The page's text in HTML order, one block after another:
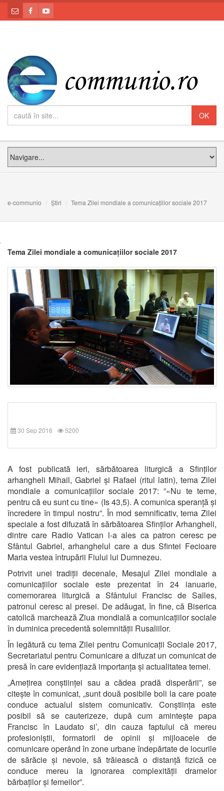
e-communio Știri Tema Zilei mondiale a comunicațiilor sociale 2017
Tema Zilei mondiale a comunicațiilor sociale 2017
30 Sep 2016 5200
A fost publicată ieri, sărbătoarea liturgică a Sfinților
arhangheli Mihail, Gabriel și Rafael (ritul latin), tema Zilei
mondiale a comunicațiilor sociale 2017: ”«Nu te teme,
pentru că eu sunt cu tine» (Is 43,5). A comunica speranță și
încredere în timpul nostru”. În mod semnificativ, tema Zilei
speciale a fost difuzată în sărbătoarea Sfinților Arhangheli,
dintre care Radio Vatican l-a ales ca patron ceresc pe
Sfântul Gabriel, arhanghelul care a dus Sfintei Fecioare
Maria vestea întrupării Fiului lui Dumnezeu.
Potrivit unei tradiții decenale, Mesajul Zilei mondiale a
comunicațiilor sociale este prezentat în 24 ianuarie,
comemorarea liturgică a Sfântului Francisc de Salles,
patronul ceresc al presei. De adăugat, în fine, că Biserica
catolică marchează Ziua mondială a comunicațiilor sociale
în duminica precedentă solemnității Rusaliilor.
În legătură cu tema Zilei pentru Comunicații Sociale 2017,
Secretariatul pentru Comunicare a difuzat un comunicat de
presă în care evidențiază importanța și actualitatea temei.
„Amețirea conștiinței sau a cădea pradă disperării”, se
citește în comunicat, „sunt două posibile boli la care poate
conduce actualul sistem comunicativ. Conștiința este
posibil să se cauterizeze, după cum amintește papa
Francisc în Laudato si’, din cauza faptului că mereu
profesioniștii, formatorii de opinii și mijloacele de
comunicare operând în zone urbane îndepărtate de locurile
de sărăcie și nevoie, să trăiească o distanță fizică ce
conduce mereu la ignorarea complexității dramelor
bărbaților și femeilor”.